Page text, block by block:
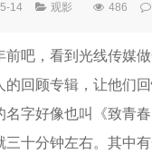
14 观影 486
前吧，看到光线传媒
的回顾专辑，让他们
名字好像也叫《致青
三十分钟左右。其中